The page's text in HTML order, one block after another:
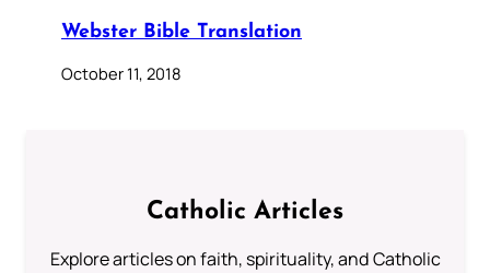
Webster Bible Translation
October 11, 2018
Catholic Articles
Explore articles on faith, spirituality, and Catholic